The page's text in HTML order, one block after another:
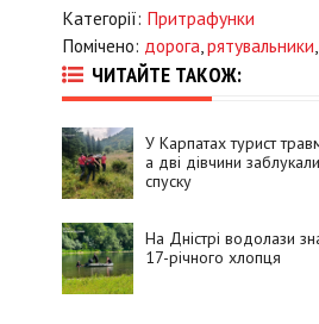
Категорії: Притрафунки
Помічено: дорога,рятувальники,
ЧИТАЙТЕ ТАКОЖ:
У Карпатах турист
а дві дівчини
спуску
На Дністрі водолази
17-річного хлопця